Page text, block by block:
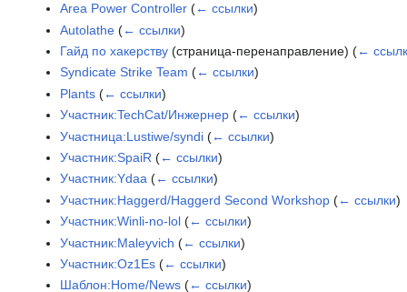
Area Power Controller (← ссылки)
Autolathe (← ссылки)
Гайд по хакерству (страница-перенаправление)(←
Syndicate Strike Team (← ссылки)
Plants (← ссылки)
Участник:TechCat/Инжернер (← ссылки)
Участница:Lustiwe/syndi (← ссылки)
Участник:SpaiR (← ссылки)
Участник:Ydaa (← ссылки)
Участник:Haggerd/Haggerd Second Workshop (← ссылки)
Участник:Winli-no-lol (← ссылки)
Участник:Maleyvich (← ссылки)
Участник:Oz1Es (← ссылки)
Шаблон:Home/News (← ссылки)